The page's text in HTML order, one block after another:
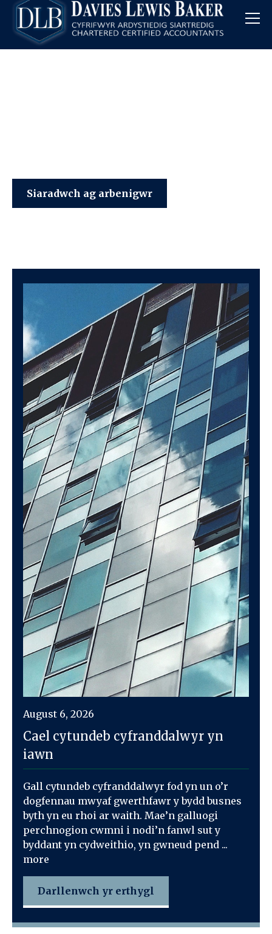
Siaradwch ag arbenigwr
August 6, 2026
Cael cytundeb cyfranddalwyr yn
iawn
Gall cytundeb cyfranddalwyr fod yn un o’r
dogfennau mwyaf gwerthfawr y bydd busnes
byth yn eu rhoi ar waith. Mae’n galluogi
perchnogion cwmni i nodi’n fanwl sut y
byddant yn cydweithio, yn gwneud pend ...
more
Darllenwch yr erthygl